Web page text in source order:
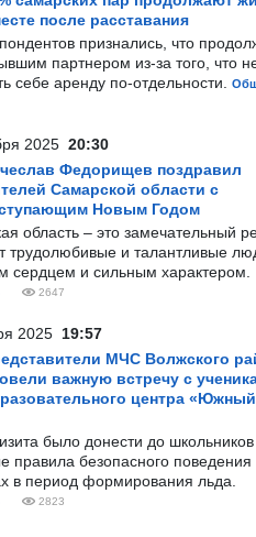
после расставания
признались, что
партнером из-за того, что
себе аренду по-отдельности.
2025 20:30
Федорищев поздравил
Самарской области с
Новым Годом
область – это замечательный
трудолюбивые и талантливые
сердцем и сильным характером.
2647
2025 19:57
МЧС Волжского
важную встречу с
центра «Южный
было донести до школьников
правила безопасного поведения
в период формирования льда.
2823